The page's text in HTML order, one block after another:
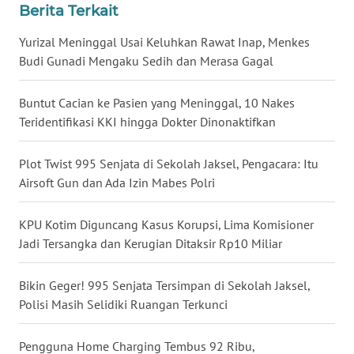
Berita Terkait
Yurizal Meninggal Usai Keluhkan Rawat Inap, Menkes
Budi Gunadi Mengaku Sedih dan Merasa Gagal
Buntut Cacian ke Pasien yang Meninggal, 10 Nakes
Teridentifikasi KKI hingga Dokter Dinonaktifkan
Plot Twist 995 Senjata di Sekolah Jaksel, Pengacara: Itu
Airsoft Gun dan Ada Izin Mabes Polri
KPU Kotim Diguncang Kasus Korupsi, Lima Komisioner
Jadi Tersangka dan Kerugian Ditaksir Rp10 Miliar
Bikin Geger! 995 Senjata Tersimpan di Sekolah Jaksel,
Polisi Masih Selidiki Ruangan Terkunci
Pengguna Home Charging Tembus 92 Ribu,
BABEL
WN
SUMBAR
WN
SUMSEL
WN